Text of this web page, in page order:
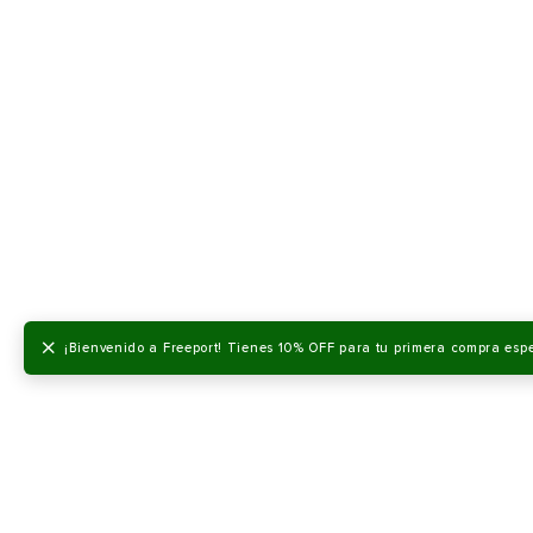
× ¡Bienvenido a Freeport! Tienes 10% OFF para tu primera compra